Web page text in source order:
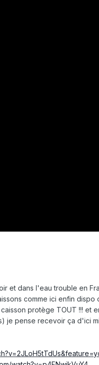
et dans l'eau trouble en
comme ici enfin dispo
protège TOUT !!! et
je pense recevoir ça d'ici